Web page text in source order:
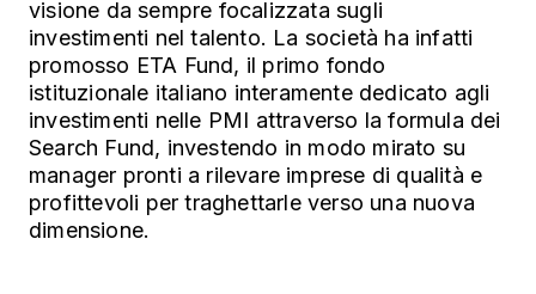
visione da sempre focalizzata sugli
investimenti nel talento. La società ha infatti
promosso ETA Fund, il primo fondo
istituzionale italiano interamente dedicato agli
investimenti nelle PMI attraverso la formula dei
Search Fund, investendo in modo mirato su
manager pronti a rilevare imprese di qualità e
profittevoli per traghettarle verso una nuova
dimensione.